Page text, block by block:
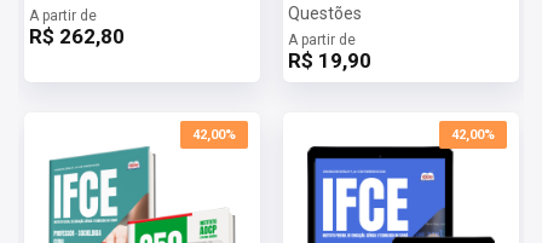
A partir de
R$ 262,80
Questões
A partir de
R$ 19,90
42,00% 42,00%